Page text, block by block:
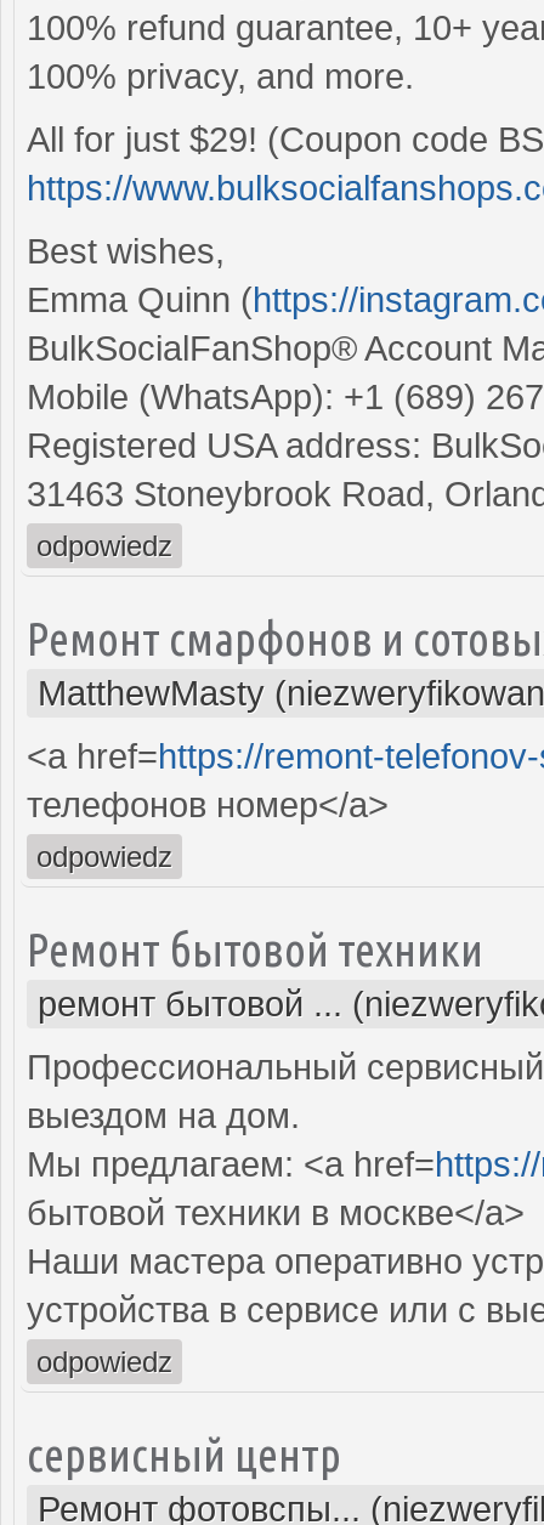
100% refund guarantee, 10+
100% privacy, and more.
All for just $29! (Coupon code
https://
Best wishes,
Emma Quinn (https://
BulkSocialFanShop® Account
Mobile (WhatsApp): +1 (689)
Registered USA address:
31463 Stoneybrook Road,
odpowiedz
Ремонт смарфонов и
MatthewMasty
<a href=https://remont-
телефонов номер</a>
odpowiedz
Ремонт бытовой техники
ремонт бытовой ...
Профессиональный
выездом на дом.
Мы предлагаем: <a href=
бытовой техники в москве</a>
Наши мастера оперативно
устройства в сервисе или с
odpowiedz
сервисный центр
Ремонт фотовспы...